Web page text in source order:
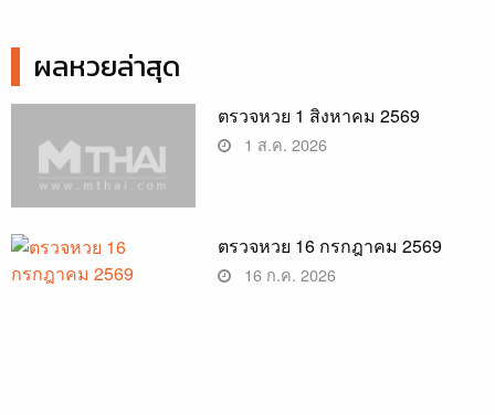
ผลหวยล่าสุด
ตรวจหวย 1 สิงหาคม 2569
1 ส.ค. 2026
ตรวจหวย 16 กรกฎาคม 2569
16 ก.ค. 2026